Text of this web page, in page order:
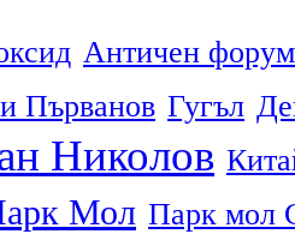
Античен форум
Първанов Гугъл
Николов
Мол Парк мол